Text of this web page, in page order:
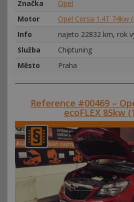
Značka
Opel
Motor
Opel Corsa 1.4T 74kw
Info
najeto 22832 km, rok
Služba
Chiptuning
Město
Praha
Reference #00469 –
ecoFLEX 85kw